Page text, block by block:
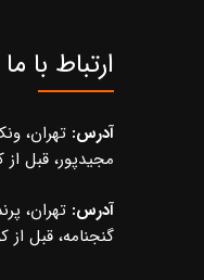
ارتباط با ما
آدرس: تهران،
مجیدپور، قبل از کوچه
آدرس: تهران،
گنجنامه، قبل از